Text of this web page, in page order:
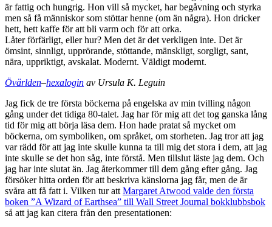
är fattig och hungrig. Hon vill så mycket, har begåvning och styrka
men så få människor som stöttar henne (om än några). Hon dricker
hett, hett kaffe för att bli varm och för att orka.
Låter förfärligt, eller hur? Men det är det verkligen inte. Det är
ömsint, sinnligt, upprörande, stöttande, mänskligt, sorgligt, sant,
nära, uppriktigt, avskalat. Modernt. Väldigt modernt.
Övärlden–hexalogin av Ursula K. Leguin
Jag fick de tre första böckerna på engelska av min tvilling någon
gång under det tidiga 80-talet. Jag har för mig att det tog ganska lång
tid för mig att börja läsa dem. Hon hade pratat så mycket om
böckerna, om symboliken, om språket, om storheten. Jag tror att jag
var rädd för att jag inte skulle kunna ta till mig det stora i dem, att jag
inte skulle se det hon såg, inte förstå. Men tillslut läste jag dem. Och
jag har inte slutat än. Jag återkommer till dem gång efter gång. Jag
försöker hitta orden för att beskriva känslorna jag får, men de är
svåra att få fatt i. Vilken tur att Margaret Atwood valde den första
boken ”A Wizard of Earthsea” till Wall Street Journal bokklubbsbok
så att jag kan citera från den presentationen: